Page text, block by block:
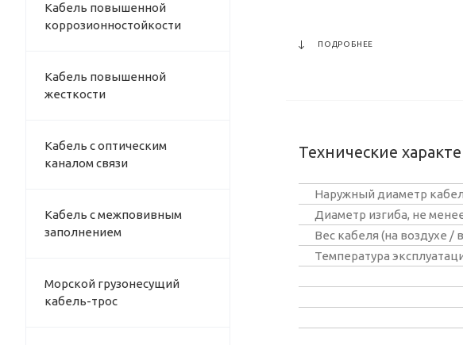
Кабель повышенной
коррозионностойкости
Кабель повышенной
жесткости
Кабель с оптическим
каналом связи
Кабель с межповивным
заполнением
Морской грузонесущий
кабель-трос
ПОДРОБНЕЕ
Технические
Наружный диаметр
Диаметр изгиба, не
Вес кабеля (на воздухе /
Температура